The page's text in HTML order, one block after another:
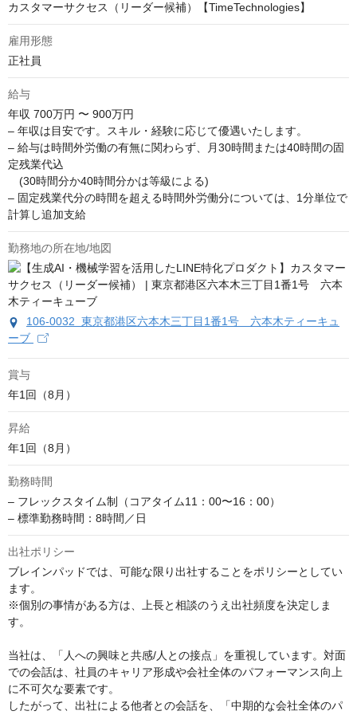
カスタマーサクセス（リーダー候補）【TimeTechnologies】
雇用形態
正社員
給与
年収 700万円 〜 900万円
– 年収は目安です。スキル・経験に応じて優遇いたします。
– 給与は時間外労働の有無に関わらず、月30時間または40時間の固
定残業代込
(30時間分か40時間分かは等級による)
– 固定残業代分の時間を超える時間外労働分については、1分単位で
計算し追加支給
勤務地の所在地/地図
106-0032 東京都港区六本木三丁目1番1号 六本木ティーキュ
ーブ
賞与
年1回（8月）
昇給
年1回（8月）
勤務時間
– フレックスタイム制（コアタイム11：00〜16：00）
– 標準勤務時間：8時間／日
出社ポリシー
ブレインパッドでは、可能な限り出社することをポリシーとしてい
ます。
※個別の事情がある方は、上長と相談のうえ出社頻度を決定しま
す。
当社は、「人への興味と共感/人との接点」を重視しています。対面
での会話は、社員のキャリア形成や会社全体のパフォーマンス向上
に不可欠な要素です。
したがって、出社による他者との会話を、「中期的な会社全体のパ